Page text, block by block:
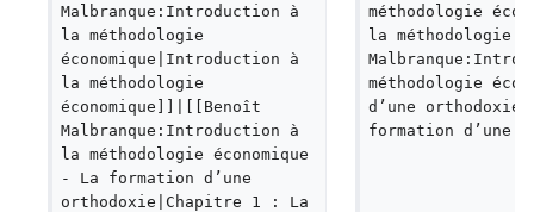
Malbranque:Introduction à
la méthodologie
économique|Introduction à
la méthodologie
économique]]|[[Benoît
Malbranque:Introduction à
la méthodologie économique
- La formation d’une
orthodoxie|Chapitre 1 : La
méthodologie
la méthodologie
méthodologie
d’une
formation d’une